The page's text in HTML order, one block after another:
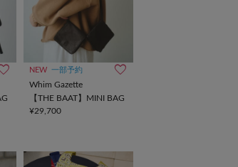
NEW 一部予約
Whim Gazette
【THE BAAT】MINI BAG
¥29,700